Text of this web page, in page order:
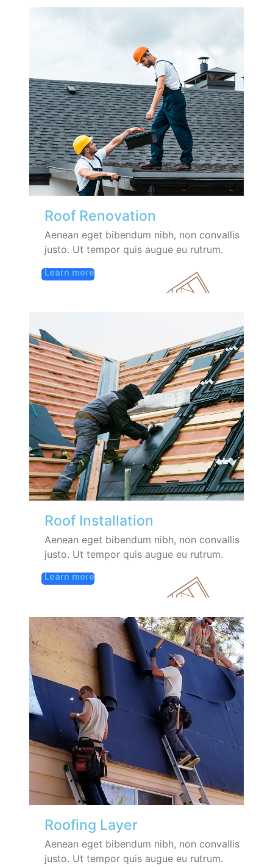
Roof Renovation
Aenean eget bibendum nibh, non convallis
justo. Ut tempor quis augue eu rutrum.
Learn more
Roof Installation
Aenean eget bibendum nibh, non convallis
justo. Ut tempor quis augue eu rutrum.
Learn more
Roofing Layer
Aenean eget bibendum nibh, non convallis
justo. Ut tempor quis augue eu rutrum.